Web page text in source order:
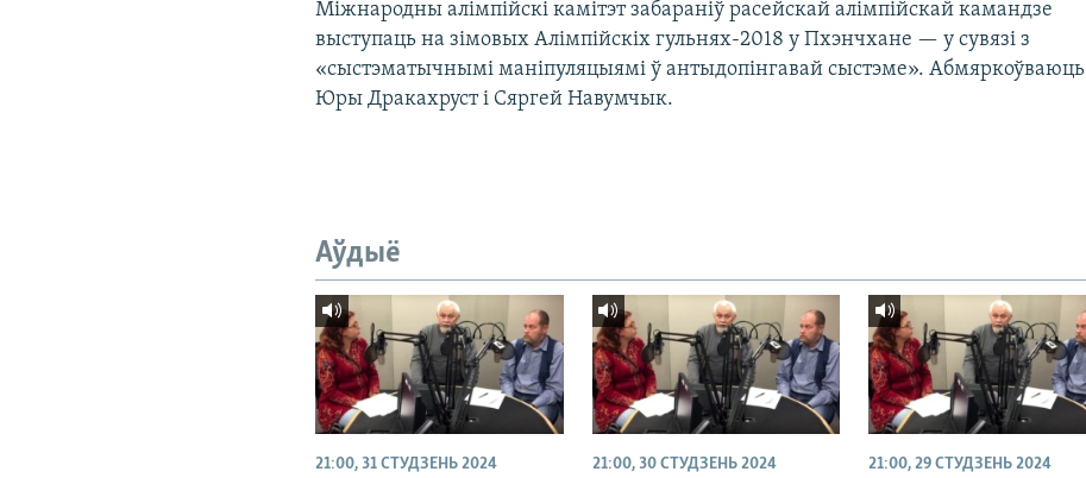
Міжнародны алімпійскі камітэт забараніў расейскай алімпійскай камандзе
выступаць на зімовых Алімпійскіх гульнях-2018 у Пхэнчхане — у сувязі з
«сыстэматычнымі маніпуляцыямі ў антыдопінгавай сыстэме». Абмяркоўваюць
Юры Дракахруст і Сяргей Навумчык.
Аўдыё
21:00, 31 СТУДЗЕНЬ 2024 21:00, 30 СТУДЗЕНЬ 2024 21:00, 29 СТУДЗЕНЬ 2024